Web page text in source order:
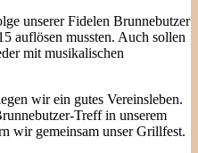
unserer Fidelen Brunnebutzer
auflösen mussten. Auch sollen
mit musikalischen
wir ein gutes Vereinsleben.
Treff in unserem
wir gemeinsam unser Grillfest.